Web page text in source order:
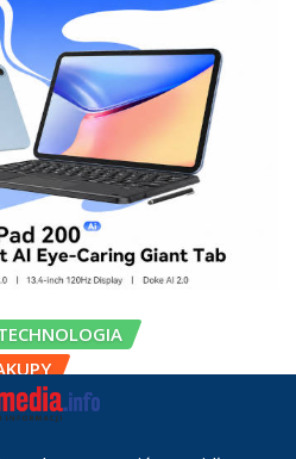
alternatywą dla